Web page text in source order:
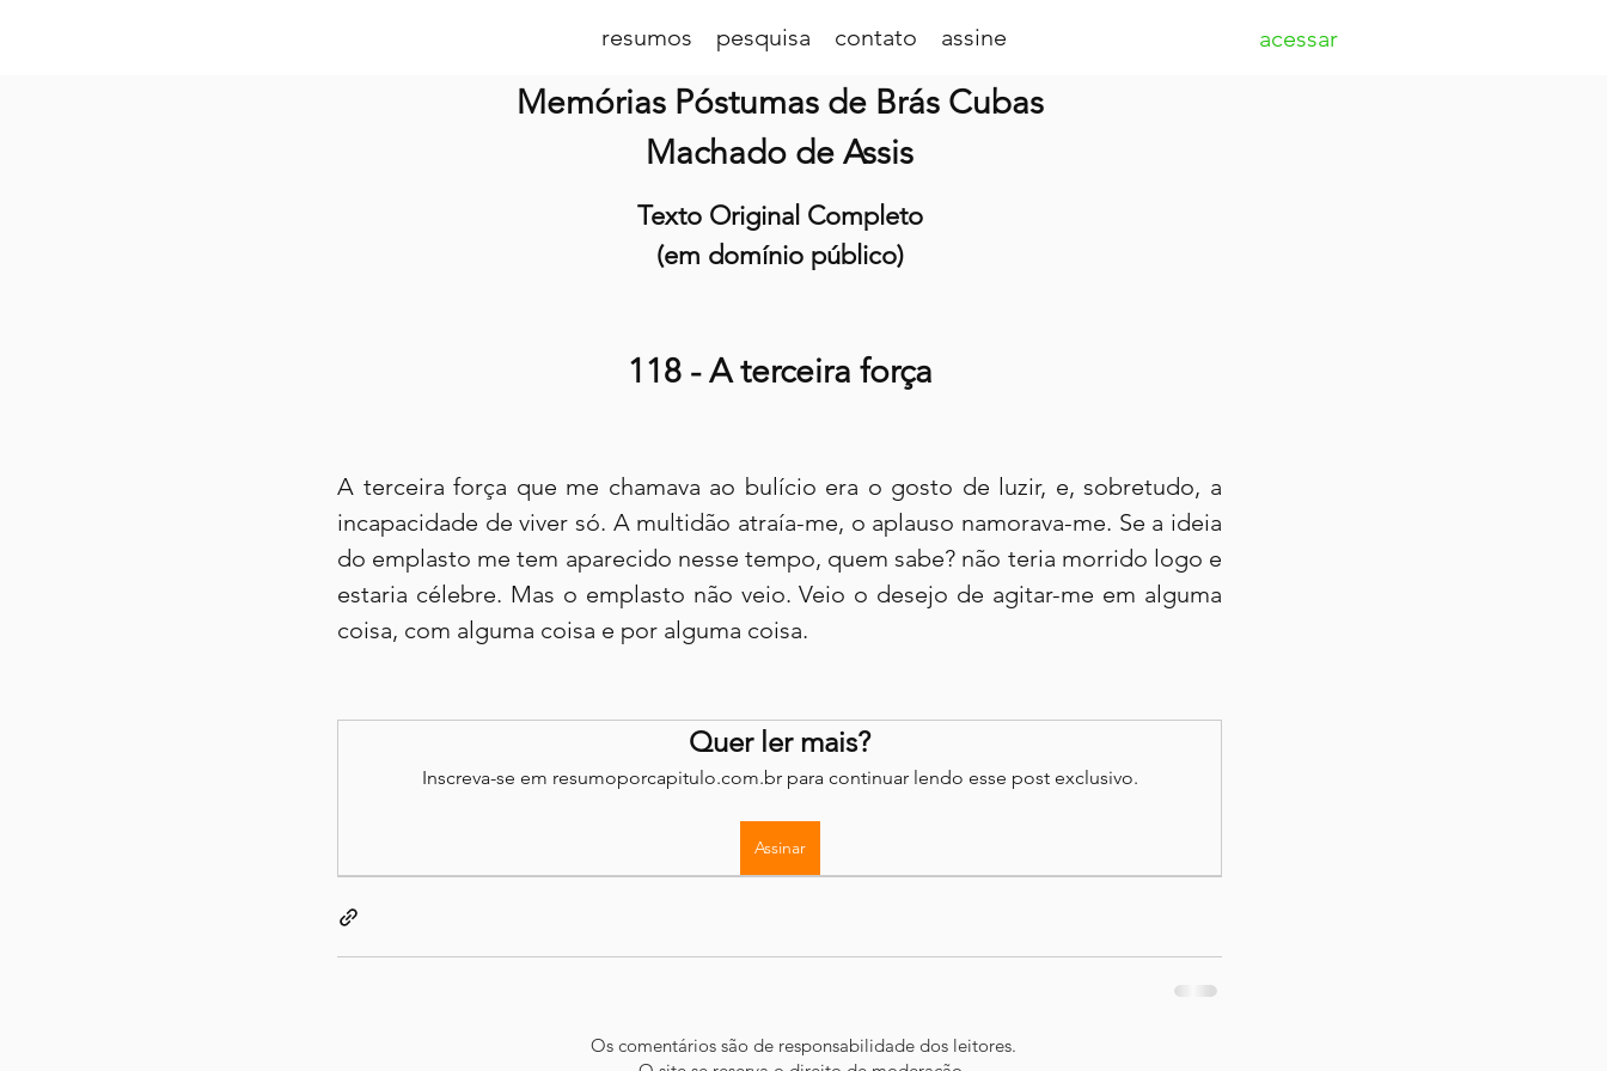
resumos pesquisa contato assine acessar
Memórias Póstumas de Brás Cubas
Machado de Assis
Texto Original Completo
(em domínio público)
118 - A terceira força
A terceira força que me chamava ao bulício era o gosto de luzir, e, sobretudo, a
incapacidade de viver só. A multidão atraía-me, o aplauso namorava-me. Se a ideia
do emplasto me tem aparecido nesse tempo, quem sabe? não teria morrido logo e
estaria célebre. Mas o emplasto não veio. Veio o desejo de agitar-me em alguma
coisa, com alguma coisa e por alguma coisa.
Quer ler mais?
Inscreva-se em resumoporcapitulo.com.br para continuar lendo esse post exclusivo.
Assinar
Os comentários são de responsabilidade dos leitores.